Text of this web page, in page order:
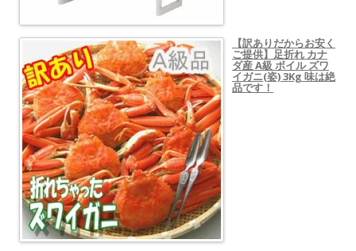
【訳ありだからお安く
ご提供】足折れ カナ
ダ産 A級 ボイル ズワ
イガニ(姿) 3Kg 味は絶
品です！